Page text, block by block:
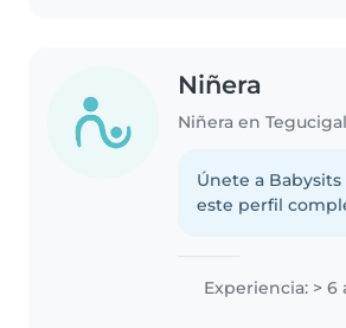
Niñera
Niñera en
Únete a Babysits
este perfil
Experiencia: > 6